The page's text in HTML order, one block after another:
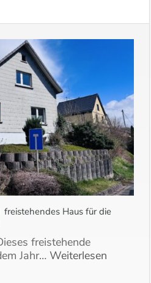
freistehendes Haus für die
freistehende
Jahr… Weiterlesen